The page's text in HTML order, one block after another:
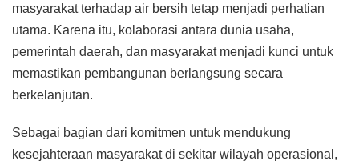
masyarakat terhadap air bersih tetap menjadi perhatian
utama. Karena itu, kolaborasi antara dunia usaha,
pemerintah daerah, dan masyarakat menjadi kunci untuk
memastikan pembangunan berlangsung secara
berkelanjutan.
Sebagai bagian dari komitmen untuk mendukung
kesejahteraan masyarakat di sekitar wilayah operasional,